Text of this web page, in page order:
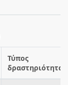
Τύπος
δραστηριότητας